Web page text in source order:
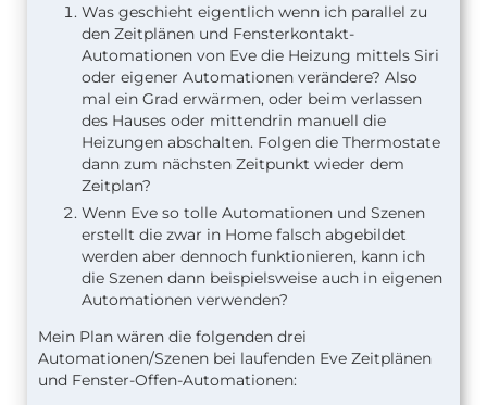
Was geschieht eigentlich wenn ich parallel zu
den Zeitplänen und Fensterkontakt-
Automationen von Eve die Heizung mittels Siri
oder eigener Automationen verändere? Also
mal ein Grad erwärmen, oder beim verlassen
des Hauses oder mittendrin manuell die
Heizungen abschalten. Folgen die Thermostate
dann zum nächsten Zeitpunkt wieder dem
Zeitplan?
Wenn Eve so tolle Automationen und Szenen
erstellt die zwar in Home falsch abgebildet
werden aber dennoch funktionieren, kann ich
die Szenen dann beispielsweise auch in eigenen
Automationen verwenden?
Mein Plan wären die folgenden drei
Automationen/Szenen bei laufenden Eve Zeitplänen
und Fenster-Offen-Automationen: